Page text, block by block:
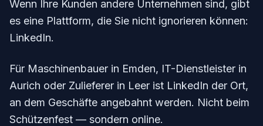
Wenn Ihre Kunden andere Unternehmen sind, gibt
es eine Plattform, die Sie nicht ignorieren können:
LinkedIn.
Für Maschinenbauer in Emden, IT-Dienstleister in
Aurich oder Zulieferer in Leer ist LinkedIn der Ort,
an dem Geschäfte angebahnt werden. Nicht beim
Schützenfest — sondern online.